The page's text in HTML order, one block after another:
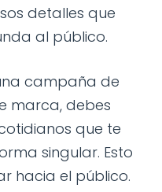
detalles que
al público.
campaña de
marca, debes
que te
singular. Esto
hacia el público.